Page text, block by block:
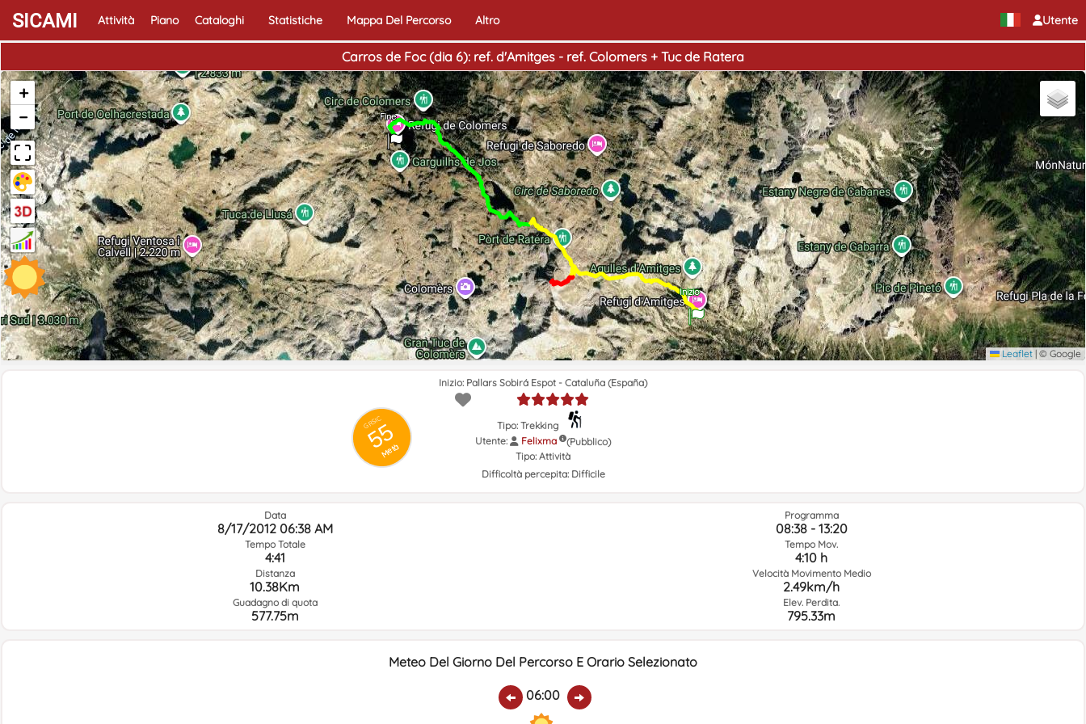
Utente
SICAMI Attività Piano Cataloghi Statistiche Mappa Del Percorso Altro
Carros de Foc (dia 6): ref. d'Amitges - ref. Colomers + Tuc de Ratera
Inizio
Fine
+
−
Leaflet | © Google
GRSIC
55
Metà
Inizio: Pallars Sobirá Espot - Cataluña (España)
Tipo: Trekking
Utente:
Felixma
(Pubblico)
Tipo: Attività
Difficoltà percepita: Difficile
Data
8/17/2012 06:38 AM
Tempo Totale
4:41
Distanza
10.38Km
Guadagno di quota
577.75m
Programma
08:38 - 13:20
Tempo Mov.
4:10 h
Velocità Movimento Medio
2.49km/h
Elev. Perdita.
795.33m
Meteo Del Giorno Del Percorso E Orario Selezionato
06:00